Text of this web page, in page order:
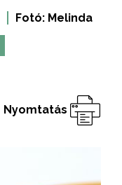
Fotó: Melinda
Nyomtatás